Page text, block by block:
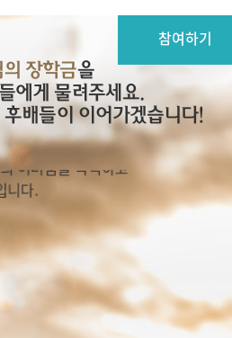
참여하기
장학금을
에게 물려주세요.
후배들이 이어가겠습니다!
당시 어려움을 극복하고 오늘을 있게
어려움을 극복하고
니다.